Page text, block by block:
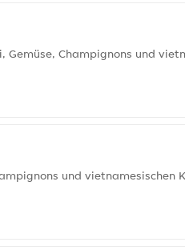
Gemüse, Champignons und
und vietnamesischen